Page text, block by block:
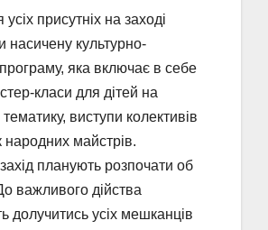
присутніх на заході
насичену культурно-
яка включає в себе
класи для дітей на
виступи колективів
народних майстрів.
планують розпочати об
важливого дійства
долучитись усіх мешканців